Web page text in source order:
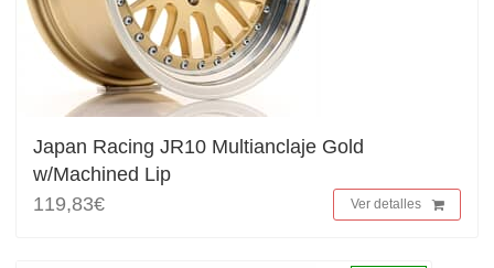
Japan Racing JR10 Multianclaje Gold
w/Machined Lip
119,83€
Ver detalles